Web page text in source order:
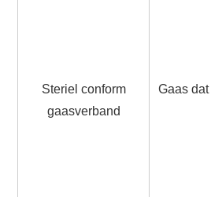
Steriel conform
gaasverband
Gaas